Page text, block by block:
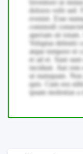
Inventore ut
dolores velit sed.
eveniet. Esse
commodi
aperiam sit totam.
Voluptas deleniti
atque tempore et
et ad et. Sunt
incidunt. Aut rem
ut numquam.
quis. Cum eos
ipsam molestias a